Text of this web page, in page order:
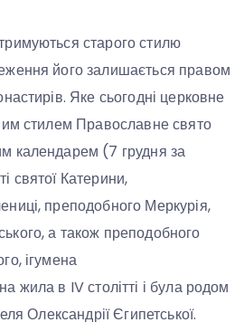
старого стилю
його залишається правом
Яке сьогодні церковне
стилем Православне свято
календарем (7 грудня за
святої Катерини,
преподобного Меркурія,
а також преподобного
ігумена
жила в IV столітті і була родом
Олександрії Єгипетської.